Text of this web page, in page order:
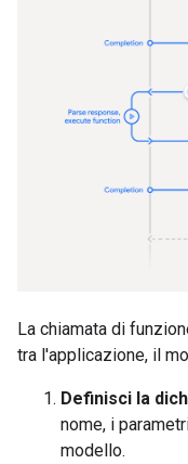
La chiamata di
tra l'applicazione, il
Definisci la
nome, i
modello.